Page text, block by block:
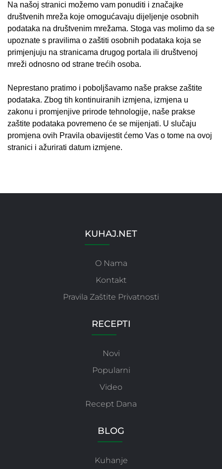
Na našoj stranici možemo vam ponuditi i značajke
društvenih mreža koje omogućavaju dijeljenje osobnih
podataka na društvenim mrežama. Stoga vas molimo da se
upoznate s pravilima o zaštiti osobnih podataka koja se
primjenjuju na stranicama drugog portala ili društvenoj
mreži odnosno od strane trećih osoba.
Neprestano pratimo i poboljšavamo naše prakse zaštite
podataka. Zbog tih kontinuiranih izmjena, izmjena u
zakonu i promjenjive prirode tehnologije, naše prakse
zaštite podataka povremeno će se mijenjati. U slučaju
promjena ovih Pravila obavijestit ćemo Vas o tome na ovoj
stranici i ažurirati datum izmjene.
KUHAJ.NET
O Nama
Kontakt
Pravila Zaštite Privatnosti
RECEPTI
Novi
Popularni
Video
Recept Dana
BLOG
Kuhanje